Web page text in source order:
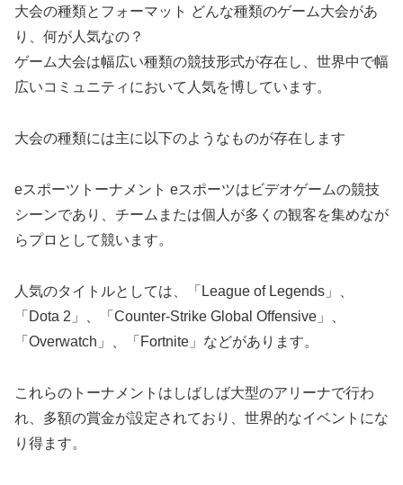
大会の種類とフォーマット どんな種類のゲーム大会があ
り、何が人気なの？
ゲーム大会は幅広い種類の競技形式が存在し、世界中で幅
広いコミュニティにおいて人気を博しています。
大会の種類には主に以下のようなものが存在します
eスポーツトーナメント eスポーツはビデオゲームの競技
シーンであり、チームまたは個人が多くの観客を集めなが
らプロとして競います。
人気のタイトルとしては、「League of Legends」、
「Dota 2」、「Counter-Strike Global Offensive」、
「Overwatch」、「Fortnite」などがあります。
これらのトーナメントはしばしば大型のアリーナで行わ
れ、多額の賞金が設定されており、世界的なイベントにな
り得ます。